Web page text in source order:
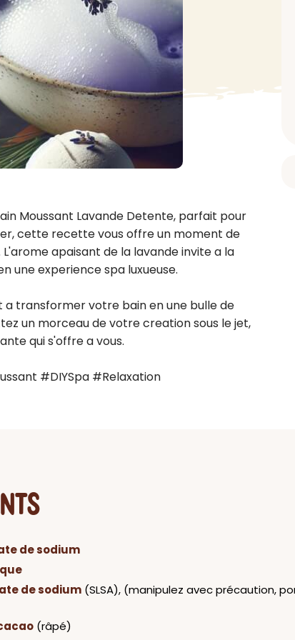
Lave Vaiselle
DIVERS
Spécial Covid
Automobile
Insecticide
Objet
Autre
> Voir tout
BAIN ET DOUCHE
Gel douche
Savon
Huile de bain
Pain moussant
Bombe de bain
Autre
> Voir tout
Spray corporel
Moussant Lavande Detente, parfait pour
cette recette vous offre un moment de
apaisant de la lavande invite a la
une experience spa luxueuse.
transformer votre bain en une bulle de
un morceau de votre creation sous le jet,
qui s'offre a vous.
#DIYSpa #Relaxation
de sodium
de sodium (SLSA), (manipulez avec précaution,
(râpé)